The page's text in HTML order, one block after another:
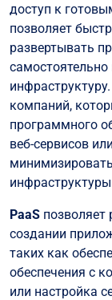
доступ к
позволяет
развертывать
компаний,
программного
веб-сервисов
PaaS позволяет
создании
таких как
обеспечения с
или настройка